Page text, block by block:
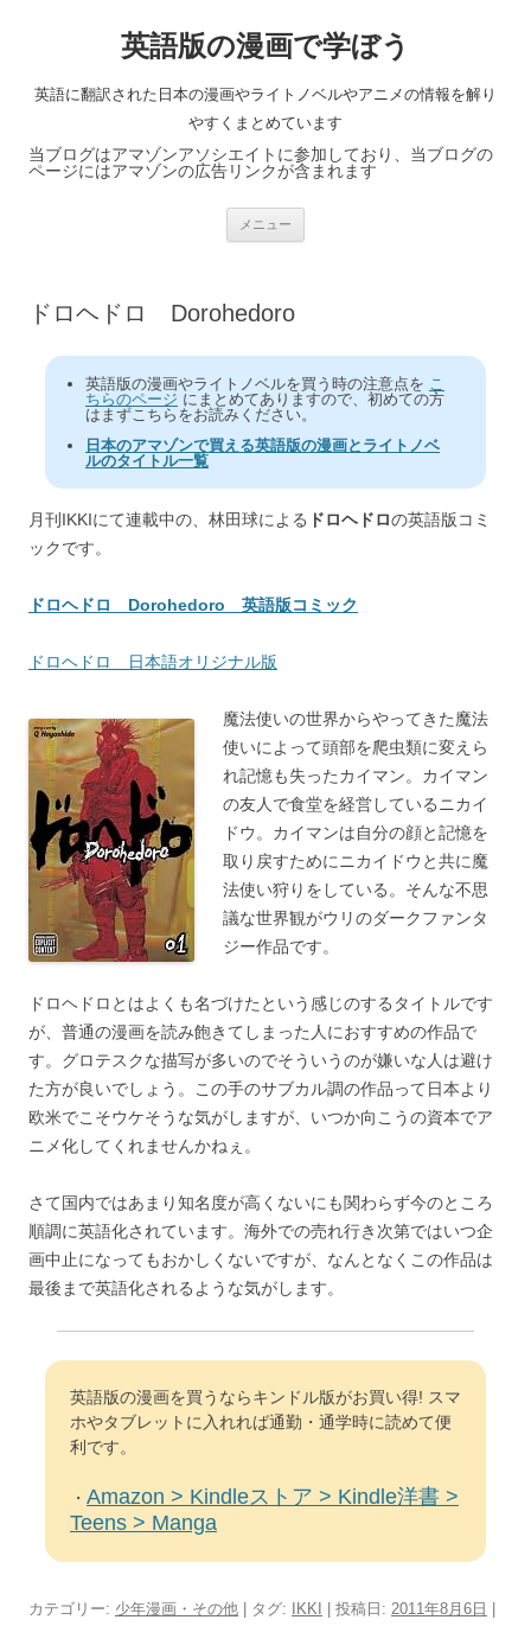
英語版の漫画で学ぼう
英語に翻訳された日本の漫画やライトノベルやアニメの情報を解り
やすくまとめています
当ブログはアマゾンアソシエイトに参加しており、当ブログの
ページにはアマゾンの広告リンクが含まれます
メニュー
ドロヘドロ Dorohedoro
英語版の漫画やライトノベルを買う時の注意点を こ
ちらのページ にまとめてありますので、初めての方
はまずこちらをお読みください。
日本のアマゾンで買える英語版の漫画とライトノベ
ルのタイトル一覧
月刊IKKIにて連載中の、林田球による ドロヘドロの英語版コミ
ックです。
ドロヘドロ Dorohedoro 英語版コミック
ドロヘドロ 日本語オリジナル版
魔法使いの世界からやってきた魔法
使いによって頭部を爬虫類に変えら
れ記憶も失ったカイマン。カイマン
の友人で食堂を経営しているニカイ
ドウ。カイマンは自分の顔と記憶を
取り戻すためにニカイドウと共に魔
法使い狩りをしている。そんな不思
議な世界観がウリのダークファンタ
ジー作品です。
ドロヘドロとはよくも名づけたという感じのするタイトルです
が、普通の漫画を読み飽きてしまった人におすすめの作品で
す。グロテスクな描写が多いのでそういうのが嫌いな人は避け
た方が良いでしょう。この手のサブカル調の作品って日本より
欧米でこそウケそうな気がしますが、いつか向こうの資本でア
ニメ化してくれませんかねぇ。
さて国内ではあまり知名度が高くないにも関わらず今のところ
順調に英語化されています。海外での売れ行き次第ではいつ企
画中止になってもおかしくないですが、なんとなくこの作品は
最後まで英語化されるような気がします。
英語版の漫画を買うならキンドル版がお買い得! スマ
ホやタブレットに入れれば通勤・通学時に読めて便
利です。
・ Amazon > Kindleストア > Kindle洋書 >
Teens > Manga
カテゴリー: 少年漫画・その他 | タグ: IKKI | 投稿日: 2011年8月6日